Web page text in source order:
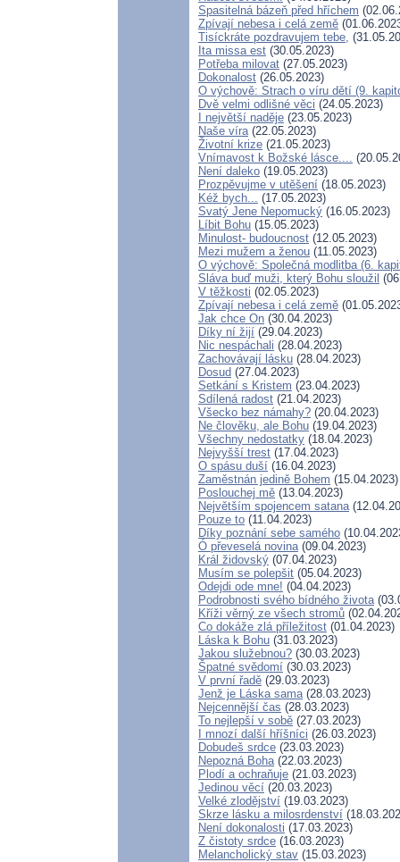
Spasitelná bázeň před hříchem
Zpívají nebesa i celá země
Tisíckráte pozdravujem tebe,
Ita missa est (30.05.2023)
Potřeba milovat (27.05.2023)
Dokonalost (26.05.2023)
O výchově: Strach o víru dětí (9.
Dvě velmi odlišné věci (24.05.2023)
I největší naděje (23.05.2023)
Naše víra(22.05.2023)
Životní krize (21.05.2023)
Vnímavost k Božské lásce....
Není daleko (19.05.2023)
Prozpěvujme v utěšení (18.05.2023)
Kéž bych... (17.05.2023)
Svatý Jene Nepomucký (16.05.2023)
Líbit Bohu (15.05.2023)
Minulost- budoucnost (12.05.2023)
Mezi mužem a ženou (11.05.2023)
O výchově: Společná modlitba (6.
Sláva buď muži, který Bohu sloužil
V těžkosti (02.05.2023)
Zpívají nebesa i celá země
Jak chce On (30.04.2023)
Díky ní žijí (29.04.2023)
Nic nespáchali (28.04.2023)
Zachovávají lásku (28.04.2023)
Dosud (27.04.2023)
Setkání s Kristem (23.04.2023)
Sdílená radost (21.04.2023)
Všecko bez námahy? (20.04.2023)
Ne člověku, ale Bohu (19.04.2023)
Všechny nedostatky (18.04.2023)
Nejvyšší trest (17.04.2023)
O spásu duší (16.04.2023)
Zaměstnán jedině Bohem (15.04.2023)
Poslouchej mě (13.04.2023)
Největším spojencem satana
Pouze to (11.04.2023)
Díky poznání sebe samého
Ó převeselá novina(09.04.2023)
Král židovský (07.04.2023)
Musím se polepšit (05.04.2023)
Odejdi ode mne! (04.04.2023)
Podrobnosti svého bídného života
Kříži věrný ze všech stromů
Co dokáže zlá příležitost (01.04.2023)
Láska k Bohu (31.03.2023)
Jakou služebnou? (30.03.2023)
Špatné svědomí (30.03.2023)
V první řadě (29.03.2023)
Jenž je Láska sama(28.03.2023)
Nejcennější čas (28.03.2023)
To nejlepší v sobě (27.03.2023)
I mnozí další hříšníci (26.03.2023)
Dobudeš srdce (23.03.2023)
Nepozná Boha(22.03.2023)
Plodí a ochraňuje (21.03.2023)
Jedinou věcí (20.03.2023)
Velké zlodějství (19.03.2023)
Skrze lásku a milosrdenství
Není dokonalosti (17.03.2023)
Z čistoty srdce (16.03.2023)
Melancholický stav (15.03.2023)